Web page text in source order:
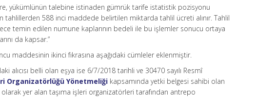
yükümlünün talebine istinaden gümrük tarife istatistik pozisyonu
tahlillerden 588 inci maddede belirtilen miktarda tahlil ücreti alınır. Tahlil
temin edilen numune kaplarının bedeli ile bu işlemler sonucu ortaya
da kapsar.”
maddesinin ikinci fıkrasına aşağıdaki cümleler eklenmiştir.
alıcısı belli olan eşya ise 6/7/2018 tarihli ve 30470 sayılı Resmî
Organizatörlüğü Yönetmeliği kapsamında yetki belgesi sahibi olan
yer alan taşıma işleri organizatörleri tarafından antrepo